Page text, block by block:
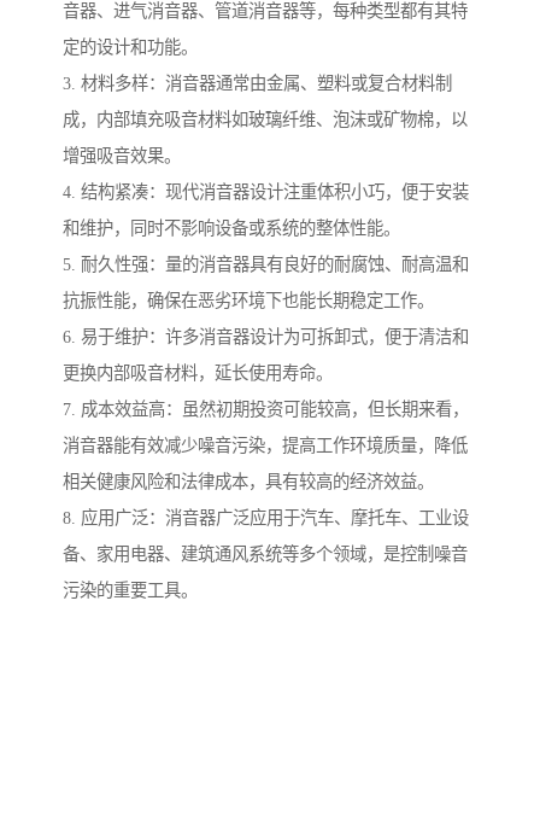
音器、进气消音器、管道消音器等，每种类型都有其特
定的设计和功能。
3. 材料多样：消音器通常由金属、塑料或复合材料制
成，内部填充吸音材料如玻璃纤维、泡沫或矿物棉，以
增强吸音效果。
4. 结构紧凑：现代消音器设计注重体积小巧，便于安装
和维护，同时不影响设备或系统的整体性能。
5. 耐久性强：量的消音器具有良好的耐腐蚀、耐高温和
抗振性能，确保在恶劣环境下也能长期稳定工作。
6. 易于维护：许多消音器设计为可拆卸式，便于清洁和
更换内部吸音材料，延长使用寿命。
7. 成本效益高：虽然初期投资可能较高，但长期来看，
消音器能有效减少噪音污染，提高工作环境质量，降低
相关健康风险和法律成本，具有较高的经济效益。
8. 应用广泛：消音器广泛应用于汽车、摩托车、工业设
备、家用电器、建筑通风系统等多个领域，是控制噪音
污染的重要工具。